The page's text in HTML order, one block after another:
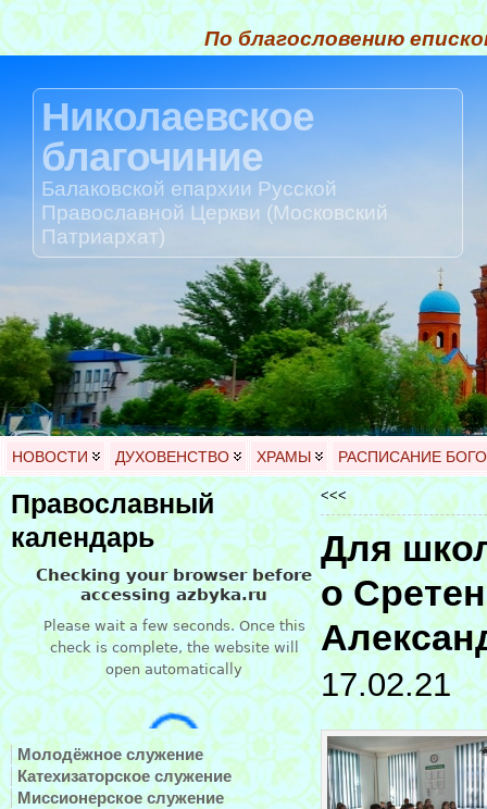
По благословению
Николаевское
благочиние
Балаковской епархии Русской
Православной Церкви (Московский
Патриархат)
НОВОСТИ ДУХОВЕНСТВО ХРАМЫ РАСПИСАНИЕ
Православный
календарь
Молодёжное служение
Катехизаторское служение
Миссионерское служение
<<<
Для
о
17.02.21